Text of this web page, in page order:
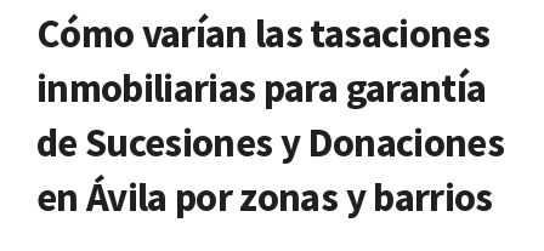
Cómo varían las tasaciones
inmobiliarias para garantía
de Sucesiones y Donaciones
en Ávila por zonas y barrios